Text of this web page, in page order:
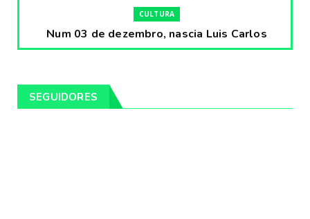
CULTURA
Num 03 de dezembro, nascia Luis Carlos
Prestes, o Cavaleiro ...
Pintores da Temática Gauchesca - parte
SEGUIDORES